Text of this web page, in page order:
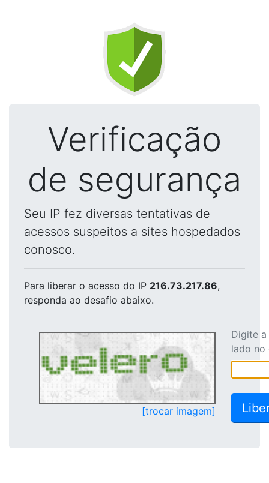
Verificação
de segurança
Seu IP fez diversas tentativas de
acessos suspeitos a sites hospedados
conosco.
Para liberar o acesso do IP 216.73.217.86,
responda ao desafio abaixo.
[trocar imagem]
Digite
lado no